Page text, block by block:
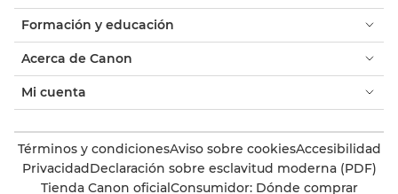
Formación y educación
Acerca de Canon
Mi cuenta
Términos y condicionesAviso sobre cookiesAccesibilidad
PrivacidadDeclaración sobre esclavitud moderna (PDF)
Tienda Canon oficialConsumidor: Dónde comprar